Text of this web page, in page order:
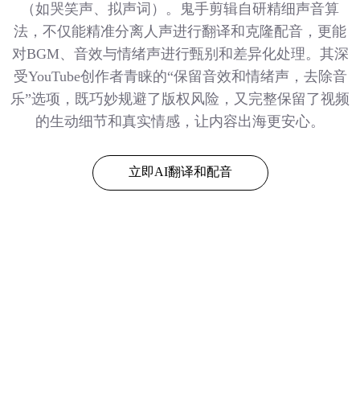
（如哭笑声、拟声词）。鬼手剪辑自研精细声音算
法，不仅能精准分离人声进行翻译和克隆配音，更能
对BGM、音效与情绪声进行甄别和差异化处理。其深
受YouTube创作者青睐的“保留音效和情绪声，去除音
乐”选项，既巧妙规避了版权风险，又完整保留了视频
的生动细节和真实情感，让内容出海更安心。
立即AI翻译和配音